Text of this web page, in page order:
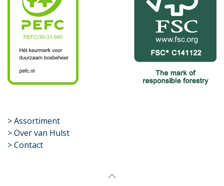
​>Assortiment
> Over van Hulst
> Contact